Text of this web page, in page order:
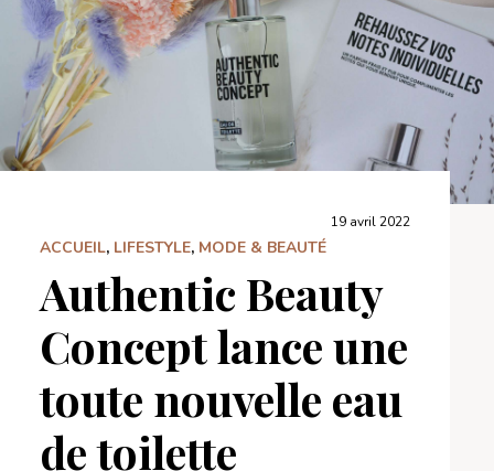
19 avril 2022
ACCUEIL, LIFESTYLE, MODE & BEAUTÉ
Authentic Beauty
Concept lance une
toute nouvelle eau
de toilette